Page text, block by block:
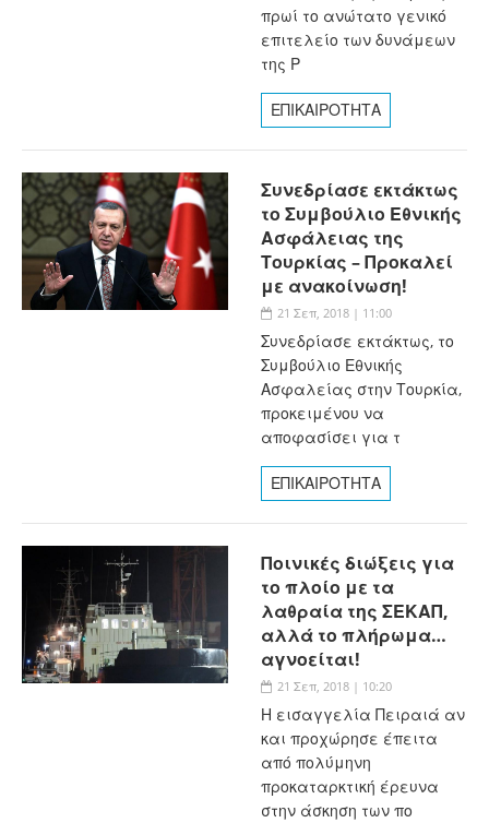
πρωί το ανώτατο γενικό
επιτελείο των δυνάμεων
της Ρ
ΕΠΙΚΑΙΡΟΤΗΤΑ
Συνεδρίασε εκτάκτως
το Συμβούλιο Εθνικής
Ασφάλειας της
Τουρκίας – Προκαλεί
με ανακοίνωση!
21 Σεπ, 2018 | 11:00
Συνεδρίασε εκτάκτως, το
Συμβούλιο Εθνικής
Ασφαλείας στην Τουρκία,
προκειμένου να
αποφασίσει για τ
ΕΠΙΚΑΙΡΟΤΗΤΑ
Ποινικές διώξεις για
το πλοίο με τα
λαθραία της ΣΕΚΑΠ,
αλλά το πλήρωμα…
αγνοείται!
21 Σεπ, 2018 | 10:20
Η εισαγγελία Πειραιά αν
και προχώρησε έπειτα
από πολύμηνη
προκαταρκτική έρευνα
στην άσκηση των πο